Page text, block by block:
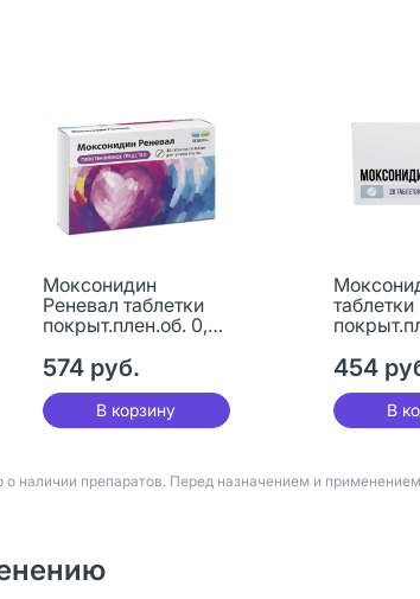
Моксонидин
Реневал таблетки
покрыт.плен.об. 0,4
574 руб.
В корзину
таблетки
454
В
наличии препаратов. Перед назначением и